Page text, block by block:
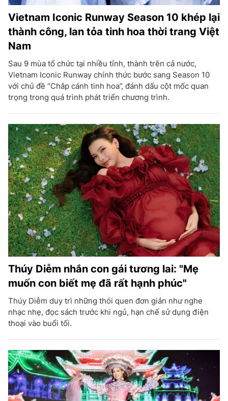
Vietnam Iconic Runway Season 10 khép lại
thành công, lan tỏa tinh hoa thời trang Việt
Nam
Sau 9 mùa tổ chức tại nhiều tỉnh, thành trên cả nước,
Vietnam Iconic Runway chính thức bước sang Season 10
với chủ đề “Chắp cánh tinh hoa”, đánh dấu cột mốc quan
trọng trong quá trình phát triển chương trình.
Thúy Diễm nhắn con gái tương lai: "Mẹ
muốn con biết mẹ đã rất hạnh phúc"
Thúy Diễm duy trì những thói quen đơn giản như nghe
nhạc nhẹ, đọc sách trước khi ngủ, hạn chế sử dụng điện
thoại vào buổi tối.